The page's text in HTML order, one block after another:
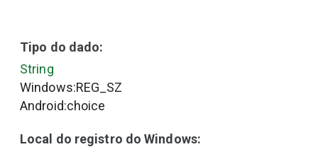
Tipo do dado:
String
Windows:REG_SZ
Android:choice
Local do registro do Windows: